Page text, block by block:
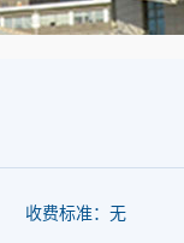
收费标准：无